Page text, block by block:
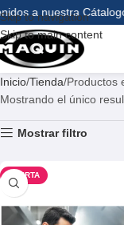
Skip to navigation
Skip to main content
a nuestra
Inicio Tienda Productos
Mostrando el único
Mostrar filtro
OFERTA